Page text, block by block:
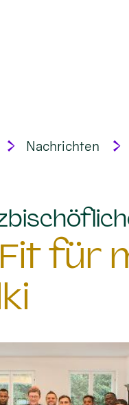
Nachrichten
für